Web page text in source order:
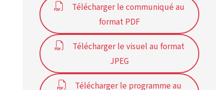
Télécharger le communiqué au
format PDF
Télécharger le visuel au format
JPEG
Télécharger le programme au